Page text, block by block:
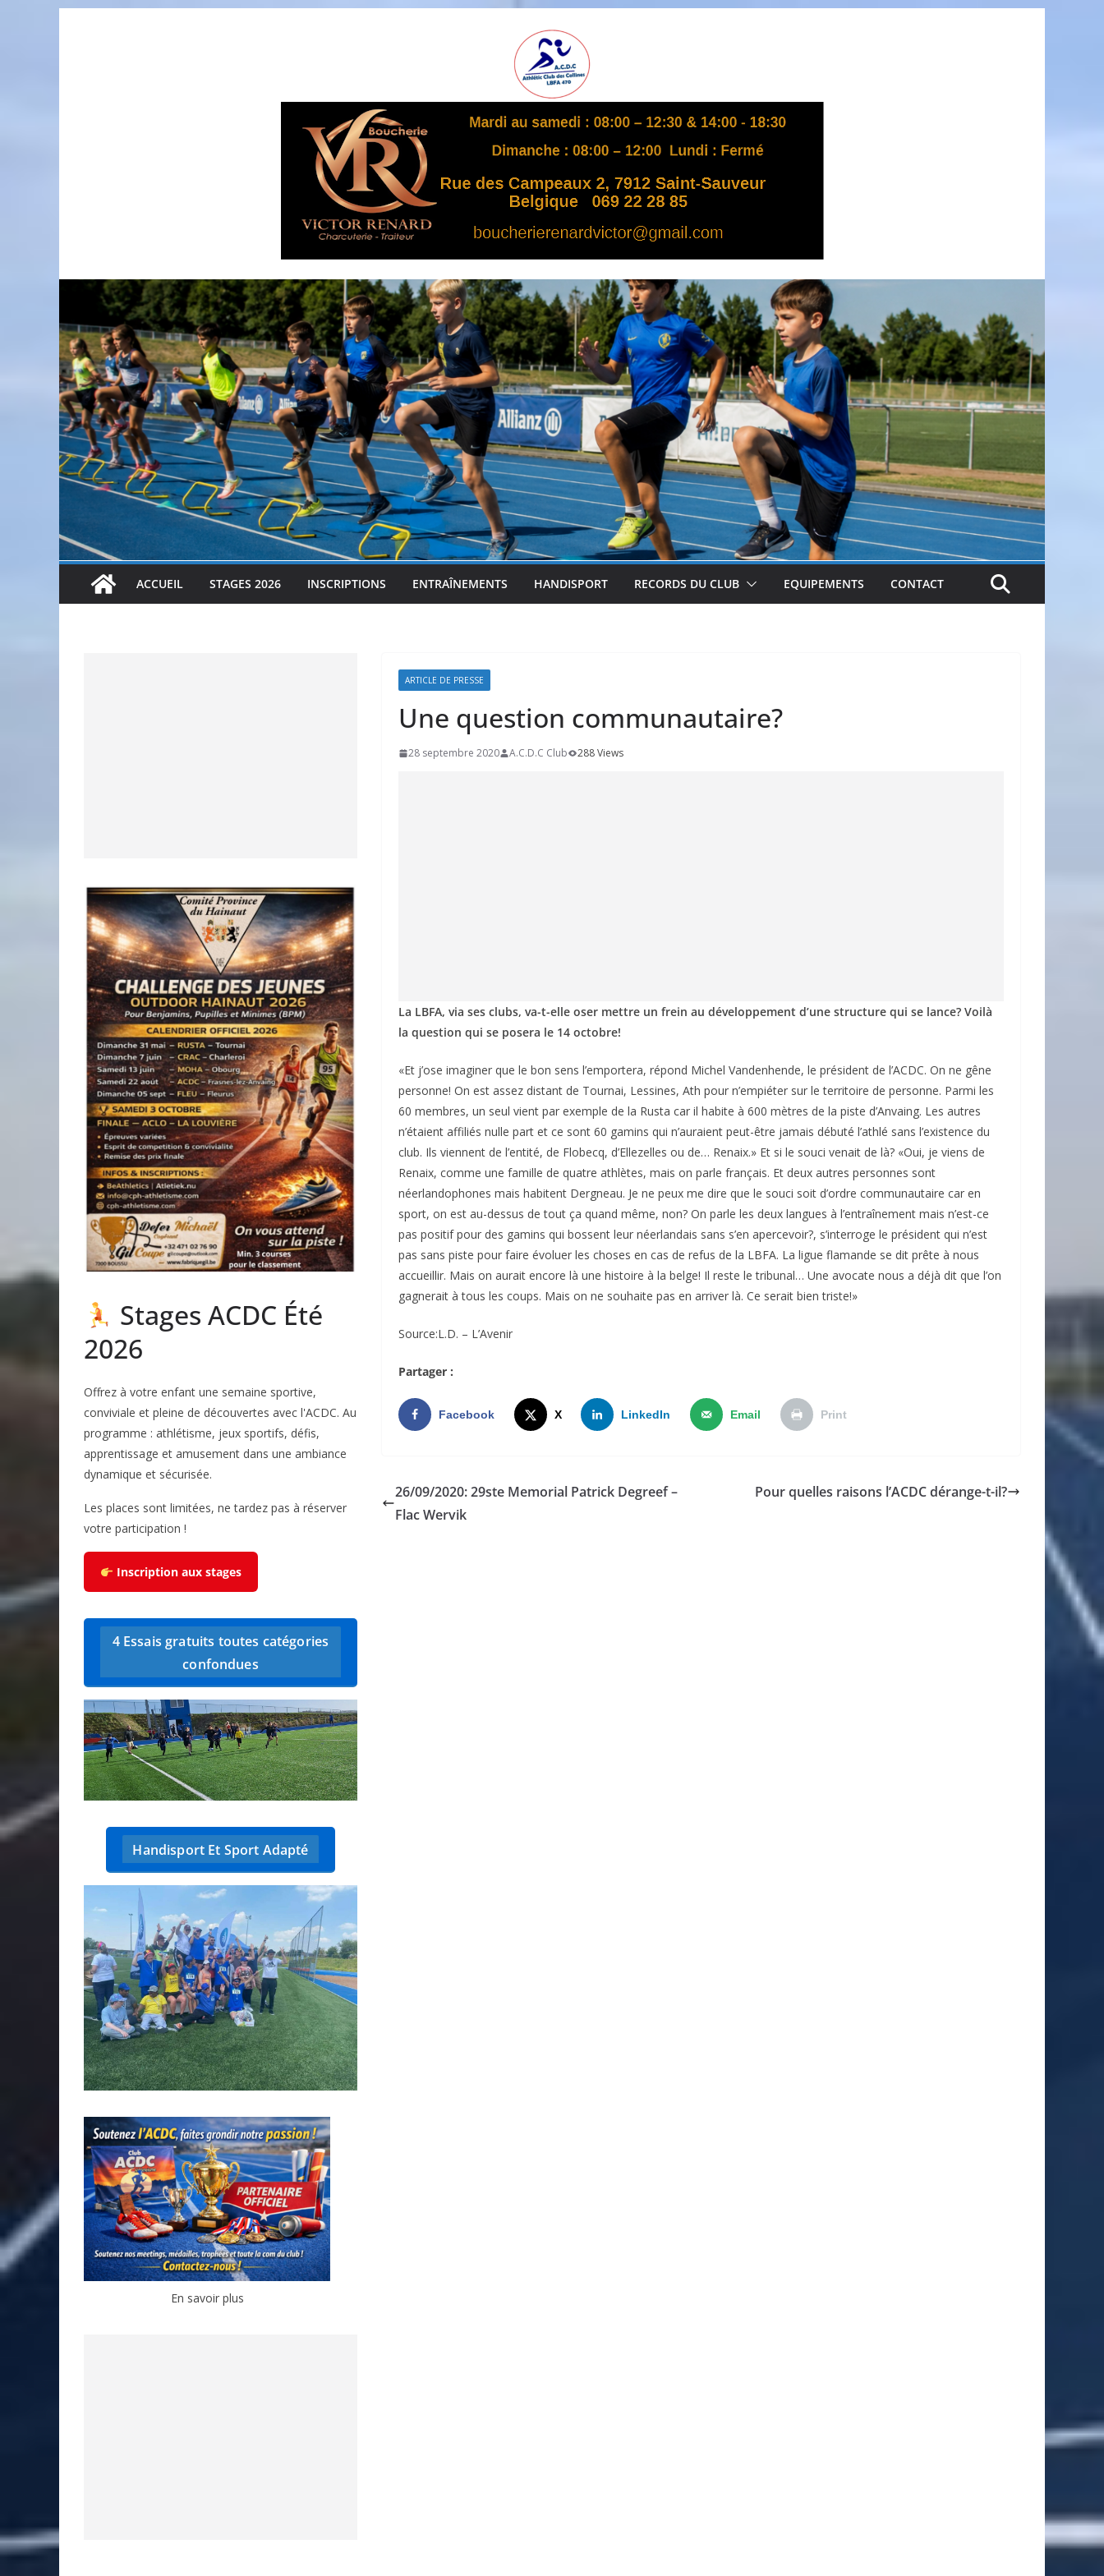
A
S
B
L
L
F
A
4
7
0
ACCUEIL STAGES 2026 INSCRIPTIONS ENTRAÎNEMENTS HANDISPORT RECORDS DU CLUB EQUIPEMENTS CONTACT
ARTICLE DE PRESSE
Une question communautaire?
28 septembre 2020 A.C.D.C Club 288 Views
La LBFA, via ses clubs, va-t-elle oser mettre un frein au développement d’une structure qui se lance? Voilà
la question qui se posera le 14 octobre!
«Et j’ose imaginer que le bon sens l’emportera, répond Michel Vandenhende, le président de l’ACDC. On ne gêne
personne! On est assez distant de Tournai, Lessines, Ath pour n’empiéter sur le territoire de personne. Parmi les
60 membres, un seul vient par exemple de la Rusta car il habite à 600 mètres de la piste d’Anvaing. Les autres
n’étaient affiliés nulle part et ce sont 60 gamins qui n’auraient peut-être jamais débuté l’athlé sans l’existence du
club. Ils viennent de l’entité, de Flobecq, d’Ellezelles ou de… Renaix.» Et si le souci venait de là? «Oui, je viens de
Renaix, comme une famille de quatre athlètes, mais on parle français. Et deux autres personnes sont
néerlandophones mais habitent Dergneau. Je ne peux me dire que le souci soit d’ordre communautaire car en
sport, on est au-dessus de tout ça quand même, non? On parle les deux langues à l’entraînement mais n’est-ce
pas positif pour des gamins qui bossent leur néerlandais sans s’en apercevoir?, s’interroge le président qui n’est
pas sans piste pour faire évoluer les choses en cas de refus de la LBFA. La ligue flamande se dit prête à nous
accueillir. Mais on aurait encore là une histoire à la belge! Il reste le tribunal… Une avocate nous a déjà dit que l’on
gagnerait à tous les coups. Mais on ne souhaite pas en arriver là. Ce serait bien triste!»
Source:L.D. – L’Avenir
Partager :
Facebook X LinkedIn Email Print
26/09/2020: 29ste Memorial Patrick Degreef –
Flac Wervik
Pour quelles raisons l’ACDC dérange-t-il?
Stages ACDC Été
2026
Offrez à votre enfant une semaine sportive,
conviviale et pleine de découvertes avec l'ACDC. Au
programme : athlétisme, jeux sportifs, défis,
apprentissage et amusement dans une ambiance
dynamique et sécurisée.
Les places sont limitées, ne tardez pas à réserver
votre participation !
Inscription aux stages
4 Essais gratuits toutes catégories
confondues
Handisport Et Sport Adapté
En savoir plus